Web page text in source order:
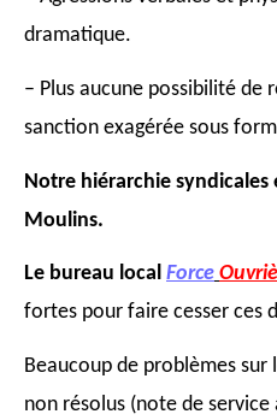
dramatique.
– Plus aucune possibilité de
sanction exagérée sous forme
Notre hiérarchie
Moulins.
Le bureau local Force
fortes pour faire cesser ces
Beaucoup de problèmes sur
non résolus (note de service